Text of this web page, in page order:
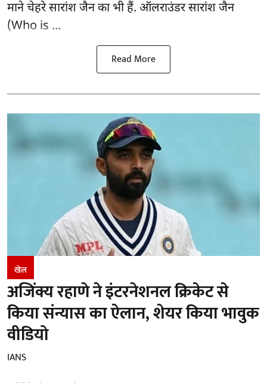
माने चेहरे सारांश जैन का भी हैं. ऑलराउंडर सारांश जैन
(Who is ...
Read More
खेल
अजिंक्य रहाणे ने इंटरनेशनल क्रिकेट से
किया संन्यास का ऐलान, शेयर किया भावुक
वीडियो
IANS